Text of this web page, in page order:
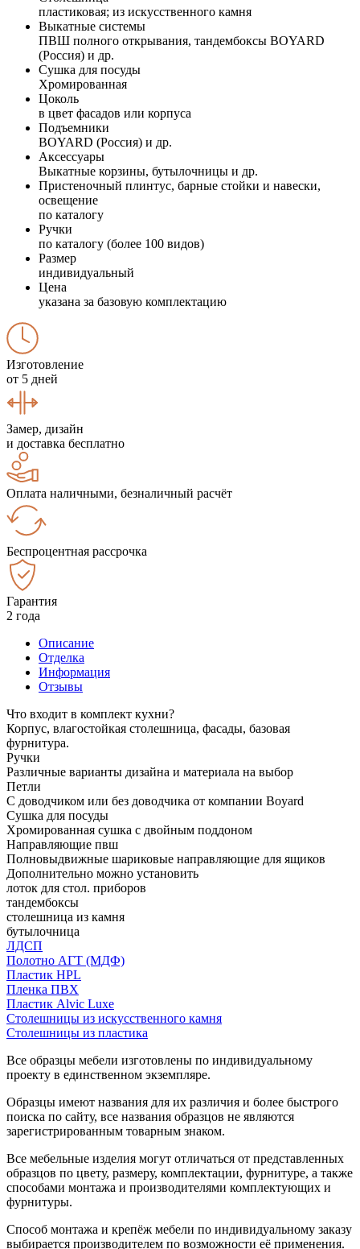
пластиковая; из искусственного камня
Выкатные системы
ПВШ полного открывания, тандембоксы BOYARD
(Россия) и др.
Сушка для посуды
Хромированная
Цоколь
в цвет фасадов или корпуса
Подъемники
BOYARD (Россия) и др.
Аксессуары
Выкатные корзины, бутылочницы и др.
Пристеночный плинтус, барные стойки и навески,
освещение
по каталогу
Ручки
по каталогу (более 100 видов)
Размер
индивидуальный
Цена
указана за базовую комплектацию
Изготовление
от 5 дней
Замер, дизайн
и доставка бесплатно
Оплата наличными, безналичный расчёт
Беспроцентная рассрочка
Гарантия
2 года
Описание
Отделка
Информация
Отзывы
Что входит в комплект кухни?
Корпус, влагостойкая столешница, фасады, базовая
фурнитура.
Ручки
Различные варианты дизайна и материала на выбор
Петли
С доводчиком или без доводчика от компании Boyard
Сушка для посуды
Хромированная сушка с двойным поддоном
Направляющие пвш
Полновыдвижные шариковые направляющие для ящиков
Дополнительно можно установить
лоток для стол. приборов
тандембоксы
столешница из камня
бутылочница
ЛДСП
Полотно АГТ (МДФ)
Пластик HPL
Пленка ПВХ
Пластик Alvic Luxe
Столешницы из искусственного камня
Столешницы из пластика
Все образцы мебели изготовлены по индивидуальному
проекту в единственном экземпляре.
Образцы имеют названия для их различия и более быстрого
поиска по сайту, все названия образцов не являются
зарегистрированным товарным знаком.
Все мебельные изделия могут отличаться от представленных
образцов по цвету, размеру, комплектации, фурнитуре, а также
способами монтажа и производителями комплектующих и
фурнитуры.
Способ монтажа и крепёж мебели по индивидуальному заказу
выбирается производителем по возможности её применения.